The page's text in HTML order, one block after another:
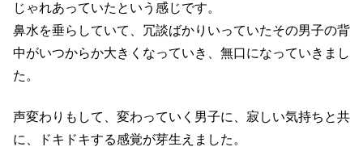
じゃれあっていたという感じです。
鼻水を垂らしていて、冗談ばかりいっていたその男子の背
中がいつからか大きくなっていき、無口になっていきまし
た。
声変わりもして、変わっていく男子に、寂しい気持ちと共
に、ドキドキする感覚が芽生えました。